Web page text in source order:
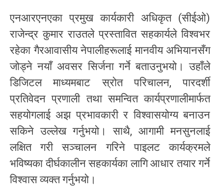
एनआरएनएका प्रमुख कार्यकारी अधिकृत (सीईओ)
राजेन्द्र कुमार राउतले प्रस्तावित सहकार्यले विश्वभर
रहेका गैरआवासीय नेपालीहरूलाई मानवीय अभियानसँग
जोड्ने नयाँ अवसर सिर्जना गर्ने बताउनुभयो। उहाँले
डिजिटल माध्यमबाट स्रोत परिचालन, पारदर्शी
प्रतिवेदन प्रणाली तथा समन्वित कार्यप्रणालीमार्फत
सहयोगलाई अझ प्रभावकारी र विश्वासयोग्य बनाउन
सकिने उल्लेख गर्नुभयो। साथै, आगामी मनसुनलाई
लक्षित गरी सञ्चालन गरिने पाइलट कार्यक्रमले
भविष्यका दीर्घकालीन सहकार्यका लागि आधार तयार गर्ने
विश्वास व्यक्त गर्नुभयो।